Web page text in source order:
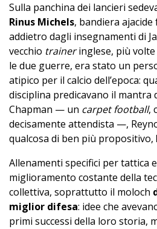
Sulla panchina dei lancieri
Rinus Michels, bandiera
addietro dagli insegnamenti di
vecchio traineringlese, più volte
le due guerre, era stato un
atipico per il calcio dell’epoca:
disciplina predicavano il mantra
Chapman — un carpet football,
decisamente attendista —,
qualcosa di ben più propositivo,
Allenamenti specifici per tattica
miglioramento costante della
collettiva, soprattutto il moloch
miglior difesa: idee che
primi successi della loro storia,